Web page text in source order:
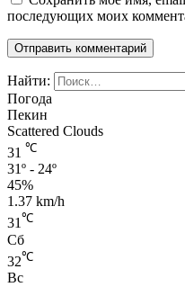
последующих моих
Найти:
Погода
Пекин
Scattered Clouds
31 ℃
31º - 24º
45%
1.37 km/h
31℃
Сб
32℃
Вс